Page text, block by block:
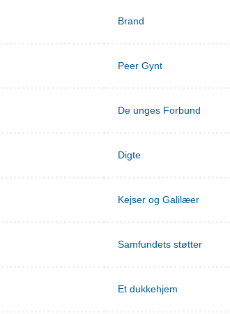
Brand
Peer Gynt
De unges Forbund
Digte
Kejser og Galilæer
Samfundets støtter
Et dukkehjem